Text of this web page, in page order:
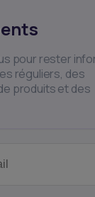
pour rester
réguliers, des
produits et des